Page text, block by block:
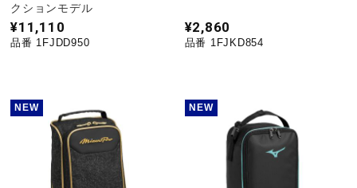
クションモデル
¥11,110
品番 1FJDD950
¥2,860
品番 1FJKD854
NEW NEW